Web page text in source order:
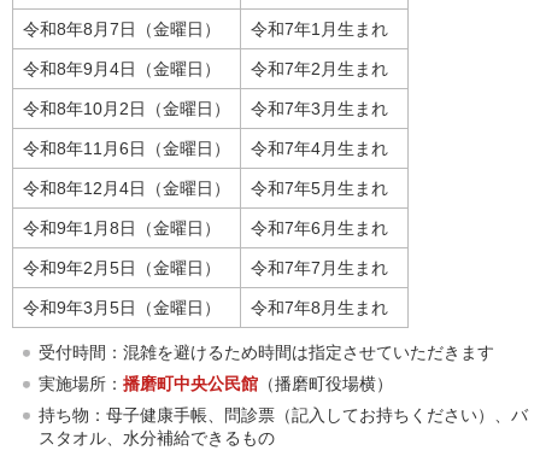
令和8年8月7日（金曜日） 令和7年1月生まれ
令和8年9月4日（金曜日） 令和7年2月生まれ
令和8年10月2日（金曜日） 令和7年3月生まれ
令和8年11月6日（金曜日） 令和7年4月生まれ
令和8年12月4日（金曜日） 令和7年5月生まれ
令和9年1月8日（金曜日） 令和7年6月生まれ
令和9年2月5日（金曜日） 令和7年7月生まれ
令和9年3月5日（金曜日） 令和7年8月生まれ
受付時間：混雑を避けるため時間は指定させていただきます
実施場所： 播磨町中央公民館 （播磨町役場横）
持ち物：母子健康手帳、問診票（記入してお持ちください）、バ
スタオル、水分補給できるもの